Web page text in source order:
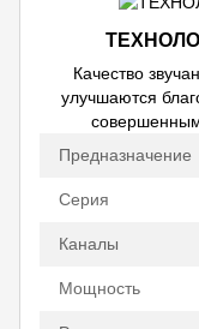
Качество
улучшаются
Предназначение
Серия
Каналы
Мощность